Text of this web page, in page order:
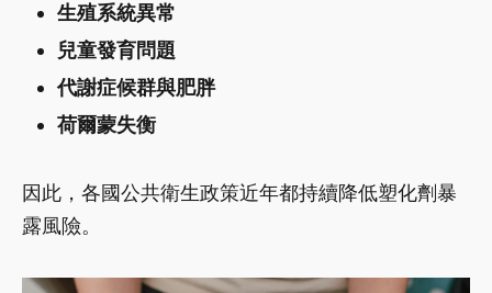
生殖系統異常
兒童發育問題
代謝症候群與肥胖
荷爾蒙失衡
因此，各國公共衛生政策近年都持續降低塑化劑暴
露風險。